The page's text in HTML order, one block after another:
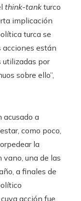
think-tankturco
implicación
turca se
acciones están
utilizadas por
sobre ello”,
acusado a
como poco,
la
vano, una de las
a finales de
acción fue